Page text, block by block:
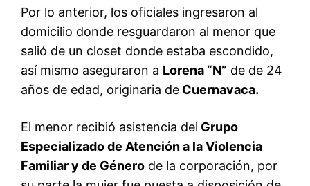
Por lo anterior, los oficiales ingresaron al
domicilio donde resguardaron al menor que
salió de un closet donde estaba escondido,
así mismo aseguraron a Lorena “N” de de 24
años de edad, originaria de Cuernavaca.
El menor recibió asistencia del Grupo
Especializado de Atención a la Violencia
Familiar y de Género de la corporación, por